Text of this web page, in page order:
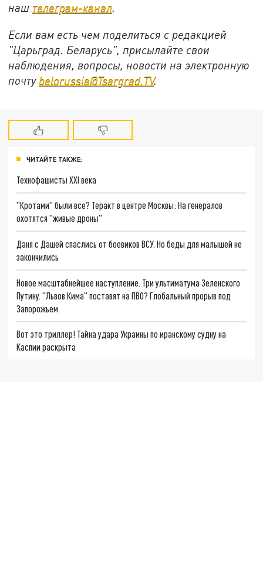
наш телеграм-канал.
Если вам есть чем поделиться с редакцией
"Царьград. Беларусь", присылайте свои
наблюдения, вопросы, новости на электронную
почту belorussia@Tsargrad.TV.
ЧИТАЙТЕ ТАКЖЕ:
Технофашисты XXI века
"Кротами" были все? Теракт в центре Москвы: На генералов
охотятся "живые дроны"
Даня с Дашей спаслись от боевиков ВСУ. Но беды для малышей не
закончились
Новое масштабнейшее наступление. Три ультиматума Зеленского
Путину. "Львов Кима" поставят на ПВО? Глобальный прорыв под
Запорожьем
Вот это триллер! Тайна удара Украины по иранскому судну на
Каспии раскрыта